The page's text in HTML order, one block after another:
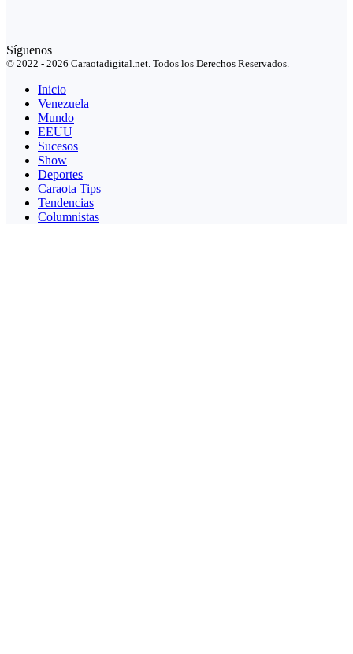
Síguenos
© 2022 - 2026 Caraotadigital.net. Todos los Derechos Reservados.
Inicio
Venezuela
Mundo
EEUU
Sucesos
Show
Deportes
Caraota Tips
Tendencias
Columnistas